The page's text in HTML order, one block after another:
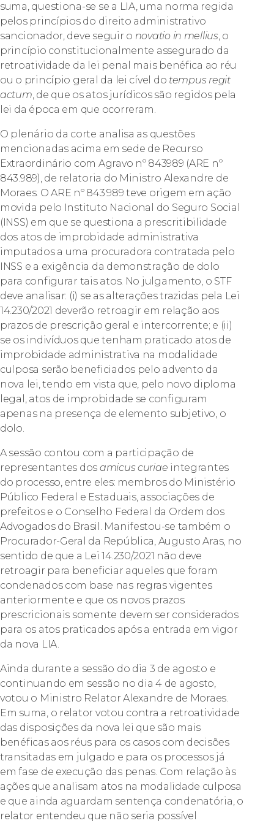
suma, questiona-se se a LIA, uma norma regida
pelos princípios do direito administrativo
sancionador, deve seguir o novatio in mellius, o
princípio constitucionalmente assegurado da
retroatividade da lei penal mais benéfica ao réu
ou o princípio geral da lei cível do tempus regit
actum, de que os atos jurídicos são regidos pela
lei da época em que ocorreram.
O plenário da corte analisa as questões
mencionadas acima em sede de Recurso
Extraordinário com Agravo nº 843989 (ARE nº
843.989), de relatoria do Ministro Alexandre de
Moraes. O ARE nº 843.989 teve origem em ação
movida pelo Instituto Nacional do Seguro Social
(INSS) em que se questiona a prescritibilidade
dos atos de improbidade administrativa
imputados a uma procuradora contratada pelo
INSS e a exigência da demonstração de dolo
para configurar tais atos. No julgamento, o STF
deve analisar: (i) se as alterações trazidas pela Lei
14.230/2021 deverão retroagir em relação aos
prazos de prescrição geral e intercorrente; e (ii)
se os indivíduos que tenham praticado atos de
improbidade administrativa na modalidade
culposa serão beneficiados pelo advento da
nova lei, tendo em vista que, pelo novo diploma
legal, atos de improbidade se configuram
apenas na presença de elemento subjetivo, o
dolo.
A sessão contou com a participação de
representantes dos amicus curiae integrantes
do processo, entre eles: membros do Ministério
Público Federal e Estaduais, associações de
prefeitos e o Conselho Federal da Ordem dos
Advogados do Brasil. Manifestou-se também o
Procurador-Geral da República, Augusto Aras, no
sentido de que a Lei 14.230/2021 não deve
retroagir para beneficiar aqueles que foram
condenados com base nas regras vigentes
anteriormente e que os novos prazos
prescricionais somente devem ser considerados
para os atos praticados após a entrada em vigor
da nova LIA.
Ainda durante a sessão do dia 3 de agosto e
continuando em sessão no dia 4 de agosto,
votou o Ministro Relator Alexandre de Moraes.
Em suma, o relator votou contra a retroatividade
das disposições da nova lei que são mais
benéficas aos réus para os casos com decisões
transitadas em julgado e para os processos já
em fase de execução das penas. Com relação às
ações que analisam atos na modalidade culposa
e que ainda aguardam sentença condenatória, o
relator entendeu que não seria possível